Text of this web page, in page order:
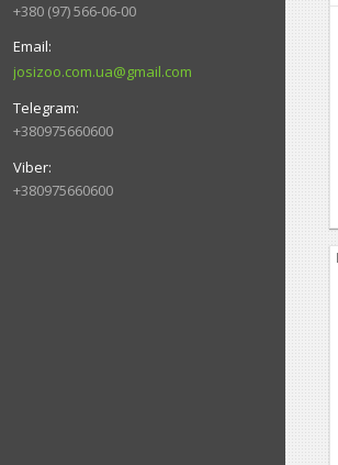
+380 (97) 566-06-00
josizoo.com.ua@gmail.com
+380975660600
+380975660600